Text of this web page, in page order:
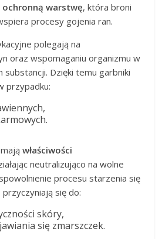
ochronną warstwę, która broni
procesy gojenia ran.
polegają na
oraz wspomaganiu organizmu w
substancji. Dzięki temu garbniki
przypadku:
mająwłaściwości
neutralizująco na wolne
procesu starzenia się
przyczyniają się do:
skóry,
się zmarszczek.